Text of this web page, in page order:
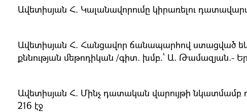
Ավետիսյան Հ. Կալանավորումը կիրառելու
Ավետիսյան Հ. Հանցավոր ճանապարհով ստացված
քննության մեթոդիկան /գիտ. խմբ.՝ Ա. Թամազյան.-
Ավետիսյան Հ. Մինչ դատական վարույթի
216 էջ